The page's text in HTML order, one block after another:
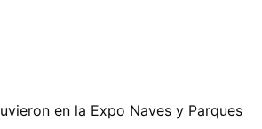
en la Expo Naves y Parques